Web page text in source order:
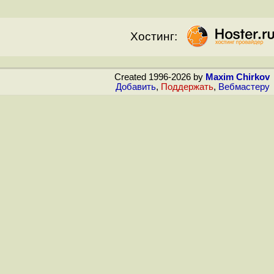
Хостинг:
Created 1996-2026 by Maxim Chirkov
Добавить, Поддержать, Вебмастеру